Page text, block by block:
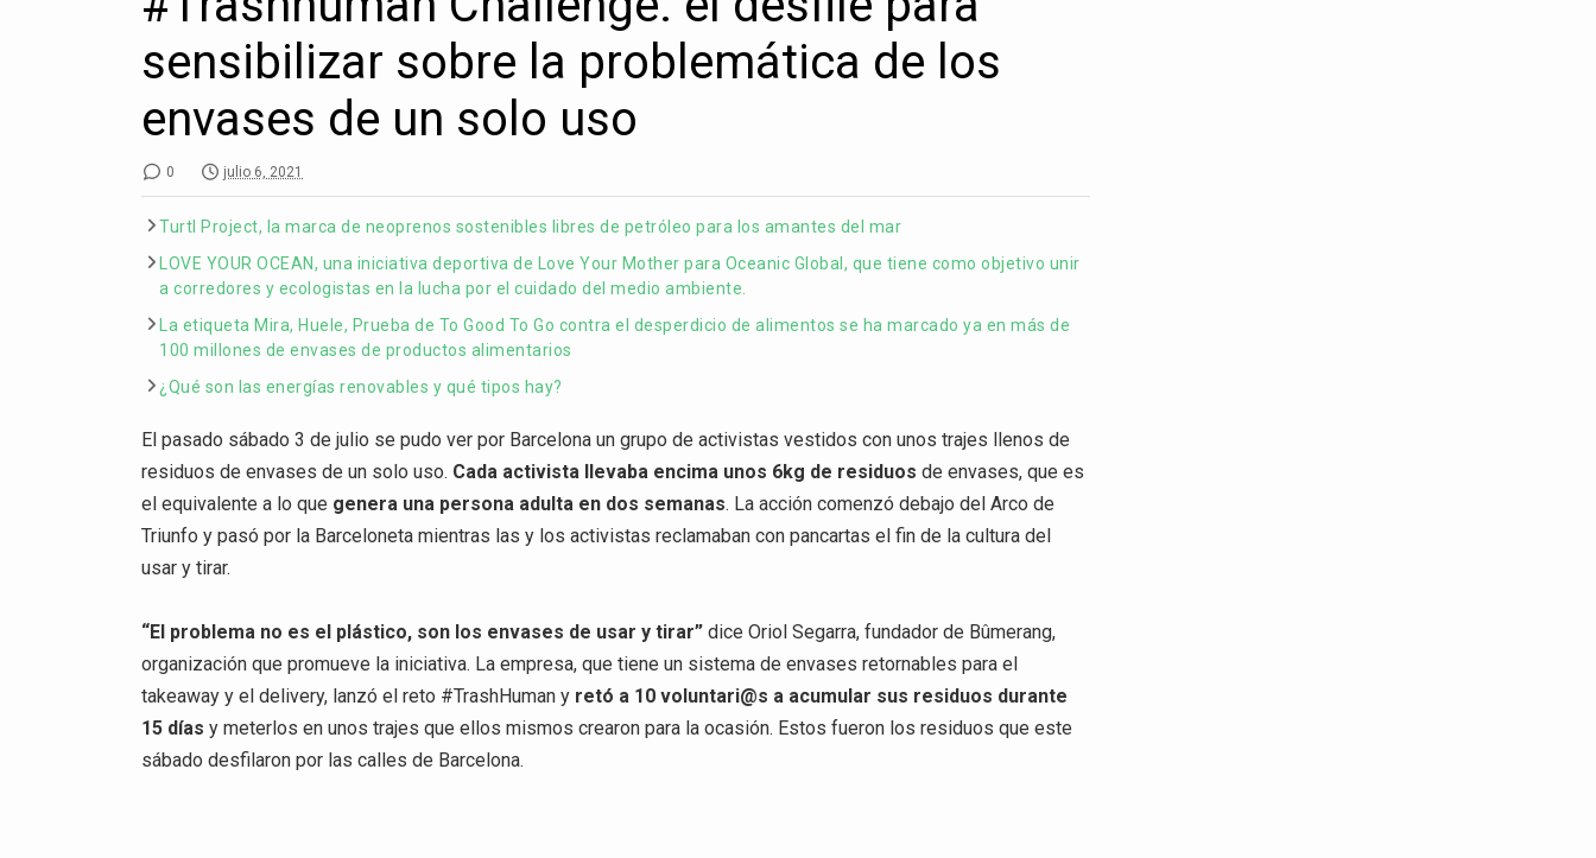
sensibilizar sobre la problemática de los
envases de un solo uso
0 julio 6, 2021
Turtl Project, la marca de neoprenos sostenibles libres de petróleo para los amantes del mar
LOVE YOUR OCEAN, una iniciativa deportiva de Love Your Mother para Oceanic Global, que tiene como objetivo unir
a corredores y ecologistas en la lucha por el cuidado del medio ambiente.
La etiqueta Mira, Huele, Prueba de To Good To Go contra el desperdicio de alimentos se ha marcado ya en más de
100 millones de envases de productos alimentarios
¿Qué son las energías renovables y qué tipos hay?
El pasado sábado 3 de julio se pudo ver por Barcelona un grupo de activistas vestidos con unos trajes llenos de
residuos de envases de un solo uso. Cada activista llevaba encima unos 6kg de residuos de envases, que es
el equivalente a lo que genera una persona adulta en dos semanas. La acción comenzó debajo del Arco de
Triunfo y pasó por la Barceloneta mientras las y los activistas reclamaban con pancartas el fin de la cultura del
usar y tirar.
“El problema no es el plástico, son los envases de usar y tirar” dice Oriol Segarra, fundador de Bûmerang,
organización que promueve la iniciativa. La empresa, que tiene un sistema de envases retornables para el
takeaway y el delivery, lanzó el reto #TrashHuman y retó a 10 voluntari@s a acumular sus residuos durante
15 días y meterlos en unos trajes que ellos mismos crearon para la ocasión. Estos fueron los residuos que este
sábado desfilaron por las calles de Barcelona.